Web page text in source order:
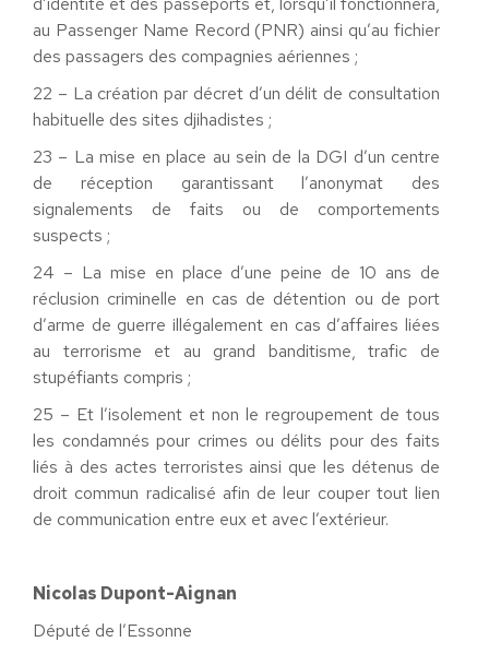
au Passenger Name Record (PNR) ainsi qu’au fichier
des passagers des compagnies aériennes ;
22 – La création par décret d’un délit de consultation
habituelle des sites djihadistes ;
23 – La mise en place au sein de la DGI d’un centre
de réception garantissant l’anonymat des
signalements de faits ou de comportements
suspects ;
24 – La mise en place d’une peine de 10 ans de
réclusion criminelle en cas de détention ou de port
d’arme de guerre illégalement en cas d’affaires liées
au terrorisme et au grand banditisme, trafic de
stupéfiants compris ;
25 – Et l’isolement et non le regroupement de tous
les condamnés pour crimes ou délits pour des faits
liés à des actes terroristes ainsi que les détenus de
droit commun radicalisé afin de leur couper tout lien
de communication entre eux et avec l’extérieur.
Nicolas Dupont-Aignan
Député de l’Essonne